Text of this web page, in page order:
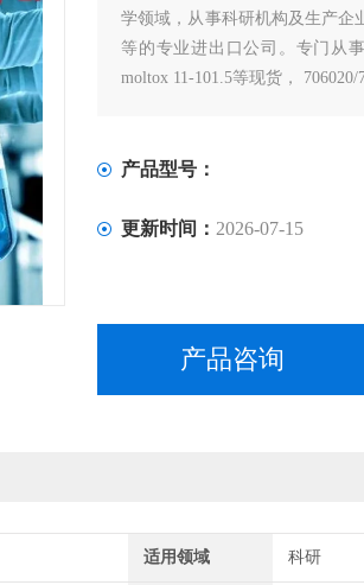
学领域，从事科研机构及生产企
等的专业进出口公司。专门从事
moltox 11-101.5等现货，
产品型号：
更新时间： 2026-07-15
产品咨询
适用领域 科研